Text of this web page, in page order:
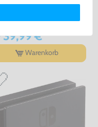
USB-Ladekabel, gebraucht
39,99 €
Warenkorb
in unsererDaten­schutz­